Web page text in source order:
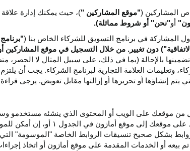
المشاركين ("موقع المشاركين ")، حيث يمكنك إدارة
أو"نحن" أو شروط مماثلة).
في برنامج التسويق للشركاء الخاص بنا (
الاتفاقية") دون تغيير. من خلال التسجيل في موقع المشاركين
تضمينها بالإحالة (بما في ذلك، على سبيل المثال لا الحصر،
وتعليمات العلامة التجارية لبرنامج الشركاء. يجب أن
إنشاؤها أو تحريرها أو إزالتها مقابل تعويض. يرجى
موقعك على الويب أو المحتوى الذي ينشئه مستخدمو
موقعك إلى موقع أمازون في الجدول ۱ أو، إن أمكن
بشكل صحيح تنسيقات الروابط الخاصة "الموسومة" التي
بيعه أو الخدمات المقدمة على موقع أمازون أو اتخاذ